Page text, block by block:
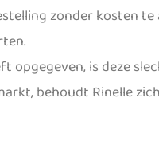
zonder kosten
opgegeven, is deze
behoudt Rinelle